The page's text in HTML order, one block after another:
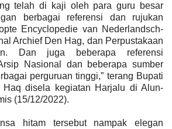
telah di kaji oleh para guru besar
berbagai referensi dan rujukan
Encyclopedie van Nederlandsch-
Archief Den Hag, dan Perpustakaan
Dan juga beberapa referensi
Nasional dan beberapa sumber
perguruan tinggi,” terang Bupati
Haq disela kegiatan Harjalu di Alun-
(15/12/2022).
hitam tersebut nampak elegan